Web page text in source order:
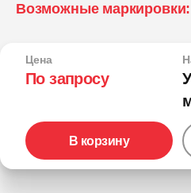
Возможные маркировки:
Цена
По запросу
В корзину